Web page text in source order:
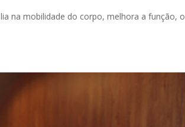
na mobilidade do corpo, melhora a função, o